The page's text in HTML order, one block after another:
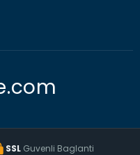
SSLGuvenli Baglanti